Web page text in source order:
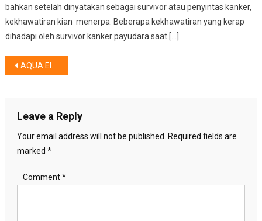
bahkan setelah dinyatakan sebagai survivor atau penyintas kanker,
kekhawatiran kian menerpa. Beberapa kekhawatiran yang kerap
dihadapi oleh survivor kanker payudara saat […]
Post
AQUA Elektronik Hadir di Jakarta Fair Kemayoran 2026 : Membawa Inovasi Rumah Tangga Modern dan Lelang Seru
Leave a Reply
Your email address will not be published.
Required fields are
marked *
Comment*